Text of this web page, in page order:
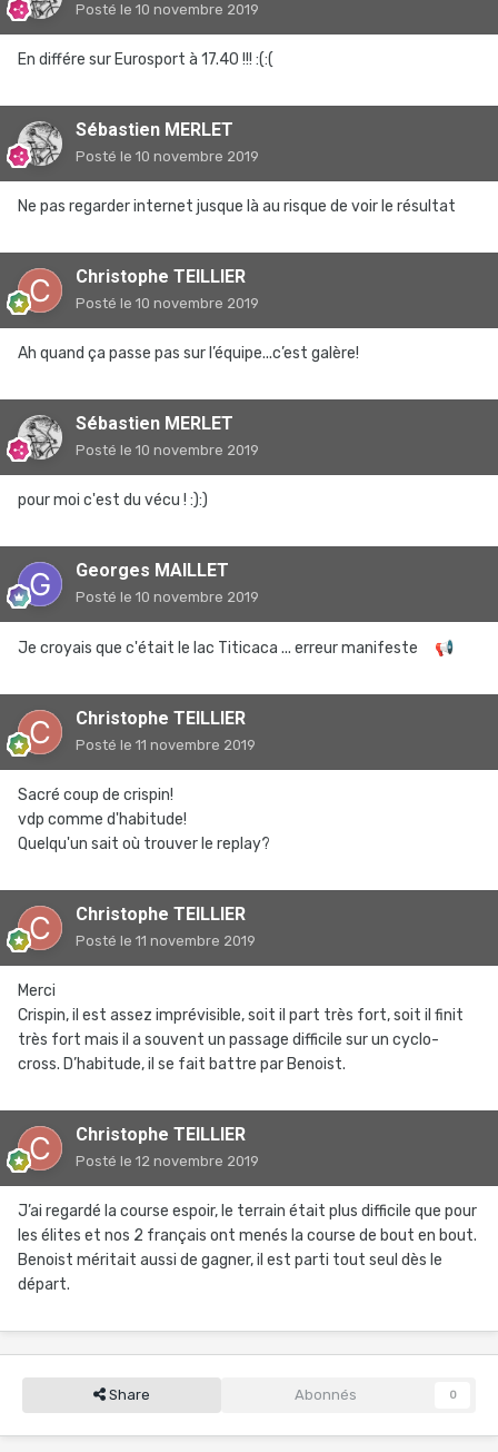
Posté le 10 novembre 2019
En différe sur Eurosport à 17.40 !!! :(:(
Sébastien MERLET
Posté le 10 novembre 2019
Ne pas regarder internet jusque là au risque de voir le résultat
Christophe TEILLIER
Posté le 10 novembre 2019
Ah quand ça passe pas sur l’équipe...c’est galère!
Sébastien MERLET
Posté le 10 novembre 2019
pour moi c'est du vécu ! :):)
Georges MAILLET
Posté le 10 novembre 2019
Je croyais que c'était le lac Titicaca ... erreur manifeste 📢
Christophe TEILLIER
Posté le 11 novembre 2019
Sacré coup de crispin!
vdp comme d'habitude!
Quelqu'un sait où trouver le replay?
Christophe TEILLIER
Posté le 11 novembre 2019
Merci
Crispin, il est assez imprévisible, soit il part très fort, soit il finit
très fort mais il a souvent un passage difficile sur un cyclo-
cross. D’habitude, il se fait battre par Benoist.
Christophe TEILLIER
Posté le 12 novembre 2019
J’ai regardé la course espoir, le terrain était plus difficile que pour
les élites et nos 2 français ont menés la course de bout en bout.
Benoist méritait aussi de gagner, il est parti tout seul dès le
départ.
Share Abonnés 0